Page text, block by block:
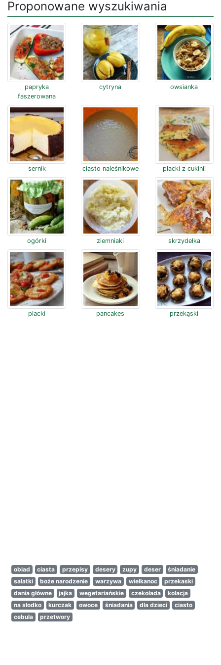
Proponowane wyszukiwania
papryka
faszerowana
cytryna owsianka
sernik ciasto naleśnikowe placki z cukinii
ogórki ziemniaki skrzydełka
placki pancakes przekąski
obiad ciasta przepisy desery zupy deser
śniadanie
salatki
boże narodzenie warzywa wielkanoc
przekaski
dania główne
jajka wegetariańskie czekolada
kolacja
na słodko
kurczak owoce śniadania dla dzieci
ciasto
cebula
przetwory